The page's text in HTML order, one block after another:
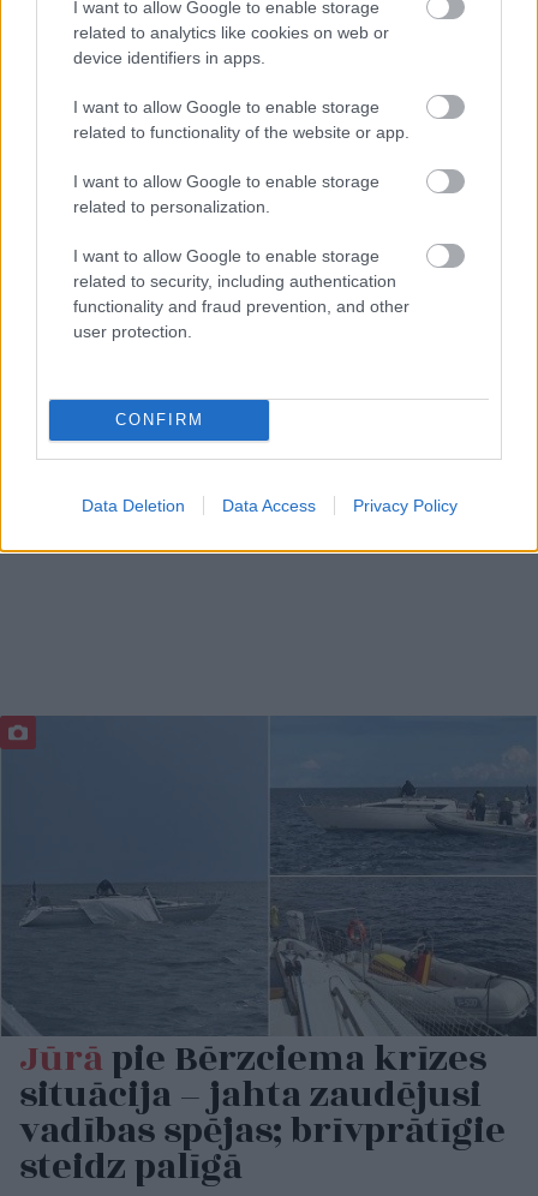
I want to allow Google to enable storage
related to analytics like cookies on web or
device identifiers in apps.
I want to allow Google to enable storage
related to functionality of the website or app.
I want to allow Google to enable storage
related to personalization.
I want to allow Google to enable storage
related to security, including authentication
functionality and fraud prevention, and other
user protection.
CONFIRM
Data Deletion Data Access Privacy Policy
eID karte? LVRTC atbild
uz jautājumiem par
gada beigās daļai
gaidāmajām
pārmaiņām
kā traki skrien pa māju?
Beidzot izskaidrots šis
Jūrāpie Bērzciema krīzes
situācija – jahta zaudējusi
vadības spējas; brīvprātīgie
steidz palīgā